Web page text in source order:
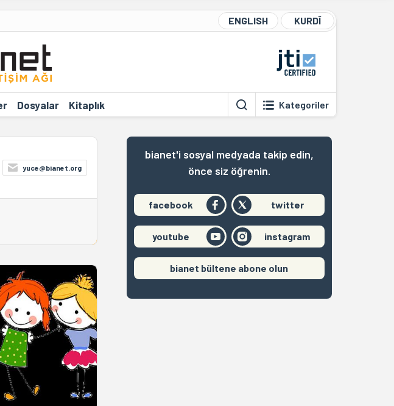
ENGLISH KURDÎ
Dosyalar Kitaplık Kategoriler
yuce@bianet.org
bianet'i sosyal medyada takip edin,
önce siz öğrenin.
facebook twitter
youtube instagram
bianet bültene abone olun